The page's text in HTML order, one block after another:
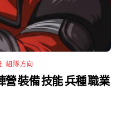
,組隊方向
營 裝備 技能 兵種 職業